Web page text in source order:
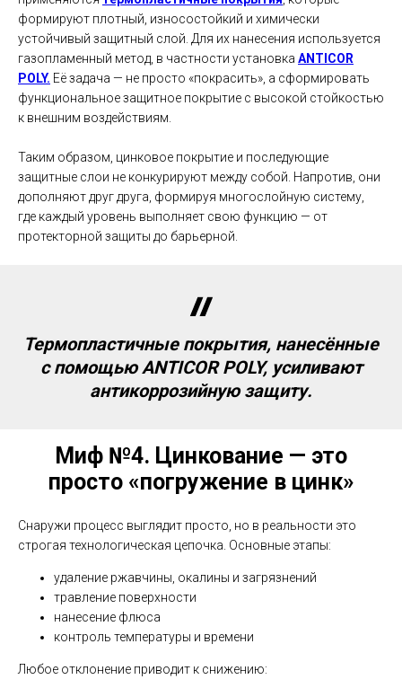
формируют плотный, износостойкий и химически
устойчивый защитный слой. Для их нанесения используется
газопламенный метод, в частности установка ANTICOR
POLY. Её задача — не просто «покрасить», а сформировать
функциональное защитное покрытие с высокой стойкостью
к внешним воздействиям.
Таким образом, цинковое покрытие и последующие
защитные слои не конкурируют между собой. Напротив, они
дополняют друг друга, формируя многослойную систему,
где каждый уровень выполняет свою функцию — от
протекторной защиты до барьерной.
Термопластичные покрытия, нанесённые
с помощью ANTICOR POLY, усиливают
антикоррозийную защиту.
Миф №4. Цинкование — это
просто «погружение в цинк»
Снаружи процесс выглядит просто, но в реальности это
строгая технологическая цепочка. Основные этапы:
удаление ржавчины, окалины и загрязнений
травление поверхности
нанесение флюса
контроль температуры и времени
Любое отклонение приводит к снижению: